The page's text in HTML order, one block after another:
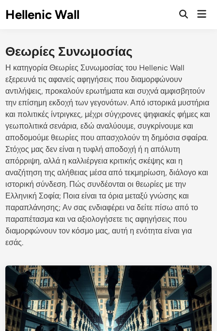
toHellenic Wall
Open
Θεωρίες Συνωμοσίας
Η κατηγορία Θεωρίες Συνωμοσίας του Hellenic Wall
εξερευνά τις αφανείς αφηγήσεις που διαμορφώνουν
αντιλήψεις, προκαλούν ερωτήματα και συχνά αμφισβητούν
την επίσημη εκδοχή των γεγονότων. Από ιστορικά μυστήρια
και πολιτικές ίντριγκες, μέχρι σύγχρονες ψηφιακές φήμες και
γεωπολιτικά σενάρια, εδώ αναλύουμε, συγκρίνουμε και
αποδομούμε θεωρίες που απασχολούν τη δημόσια σφαίρα.
Στόχος μας δεν είναι η τυφλή αποδοχή ή η απόλυτη
απόρριψη, αλλά η καλλιέργεια κριτικής σκέψης και η
αναζήτηση της αλήθειας μέσα από τεκμηρίωση, διάλογο και
ιστορική σύνδεση. Πώς συνδέονται οι θεωρίες με την
Ελληνική Σοφία; Ποια είναι τα όρια μεταξύ γνώσης και
παραπλάνησης; Αν σας ενδιαφέρει να δείτε πίσω από το
παραπέτασμα και να αξιολογήσετε τις αφηγήσεις που
διαμορφώνουν τον κόσμο μας, αυτή η ενότητα είναι για
εσάς.